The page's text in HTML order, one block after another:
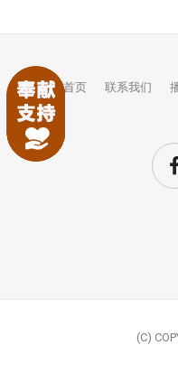
首页 联系我们
(C)